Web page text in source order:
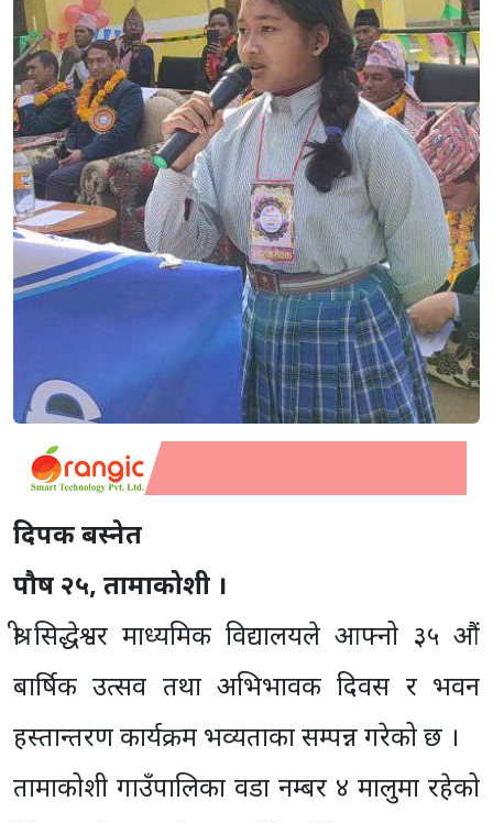
दिपक बस्नेत
पौष २५, तामाकोशी ।
श्री सिद्धेश्वर माध्यमिक विद्यालयले आफ्नो ३५ औं
बार्षिक उत्सव तथा अभिभावक दिवस र भवन
हस्तान्तरण कार्यक्रम भव्यताका सम्पन्न गरेको छ ।
तामाकोशी गाउँपालिका वडा नम्बर ४ मालुमा रहेको